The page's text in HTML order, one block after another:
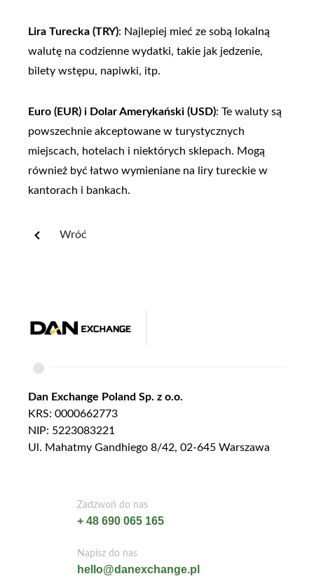
Lira Turecka (TRY): Najlepiej mieć ze sobą lokalną
walutę na codzienne wydatki, takie jak jedzenie,
bilety wstępu, napiwki, itp.
Euro (EUR) i Dolar Amerykański (USD): Te waluty są
powszechnie akceptowane w turystycznych
miejscach, hotelach i niektórych sklepach. Mogą
również być łatwo wymieniane na liry tureckie w
kantorach i bankach.
Wróć
Dan Exchange Poland Sp. z o.o.
KRS: 0000662773
NIP: 5223083221
Ul. Mahatmy Gandhiego 8/42, 02-645 Warszawa
Zadzwoń do nas
+ 48 690 065 165
Napisz do nas
hello@danexchange.pl